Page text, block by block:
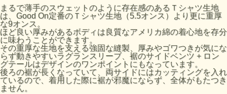
メタルグレーは複数色の先染め糸を絶妙に混ぜ合わせて編み
立てる事で霜降りの杢グレーに仕上げた生地を使用していま
す。両色とも製品後に洗いと乾燥をかけて他の色と同様に縮
ませています。
Fabric Made In USA
Assembled In Japan
サイズの目安
サイズ
着丈（前）
着丈 （後）
まるで薄手のスウェットのように存在感のあるＴシャツ生地
は、Good On定番のＴシャツ生地（5.5オンス）より更に重厚
な9オンス。
ほど良い厚みがあるボディは良質なアメリカ綿の着心地を存分
に味わうことができます。
その重厚な生地を支える強固な縫製、厚みやゴワつきが気にな
らず動きやすいラグランスリーブ、裾のサイドベンツ + ロン
グテールはデザインのワンポイントにもなっています。
後ろの裾が長くなっていて、両サイドにはカッティングを入れ
ているので、着用した際に裾が邪魔にならず、全体がもたつき
ません。